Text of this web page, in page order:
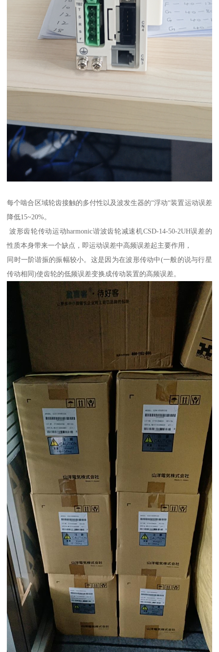
每个啮合区域轮齿接触的多付性以及波发生器的“浮动“装置运动误差
降低15~20%。
波形齿轮传动运动harmonic谐波齿轮减速机CSD-14-50-2UH误差的
性质本身带来一个缺点，即运动误差中高频误差起主要作用，
同时一阶谐振的振幅较小。这是因为在波形传动中(一般的说与行星
传动相同)使齿轮的低频误差变换成传动装置的高频误差。